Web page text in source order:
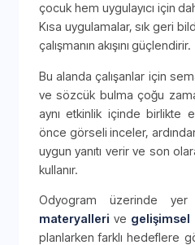
çocuk hem uygulayıcı için
Kısa uygulamalar, sık geri
çalışmanın akışını güçlendirir.
Bu alanda çalışanlar için
ve sözcük bulma çoğu
aynı etkinlik içinde birlikte
önce görseli inceler,
uygun yanıtı verir ve son
kullanır.
Odyogram üzerinde
materyalleri ve gelişimsel
planlarken farklı hedeflere